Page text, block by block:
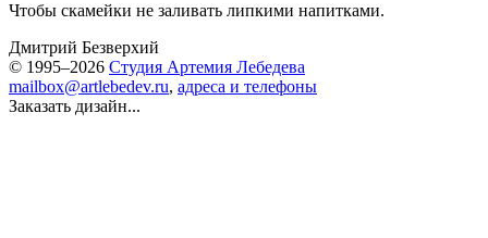
Чтобы скамейки не заливать липкими напитками.
Дмитрий Безверхий
© 1995–2026 Студия Артемия Лебедева
mailbox@artlebedev.ru, адреса и телефоны
Заказать дизайн...